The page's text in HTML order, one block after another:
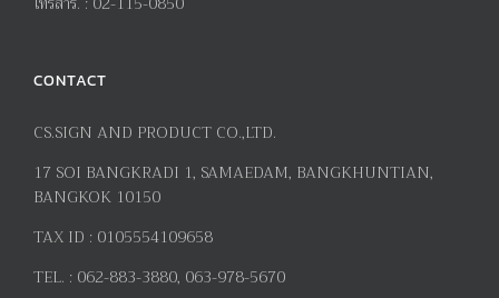
CONTACT
CS.SIGN AND PRODUCT CO.,LTD.
17 SOI BANGKRADI 1, SAMAEDAM, BANGKHUNTIAN,
BANGKOK 10150
TAX ID : 0105554109658
TEL. : 062-883-3880, 063-978-5670